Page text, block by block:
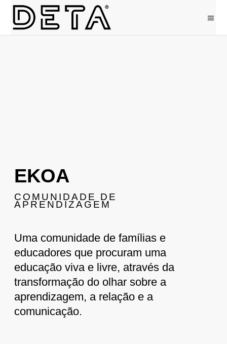
EKOA
COMUNIDADE DE
APRENDIZAGEM
Uma comunidade de famílias e
educadores que procuram uma
educação viva e livre, através da
transformação do olhar sobre a
aprendizagem, a relação e a
comunicação.